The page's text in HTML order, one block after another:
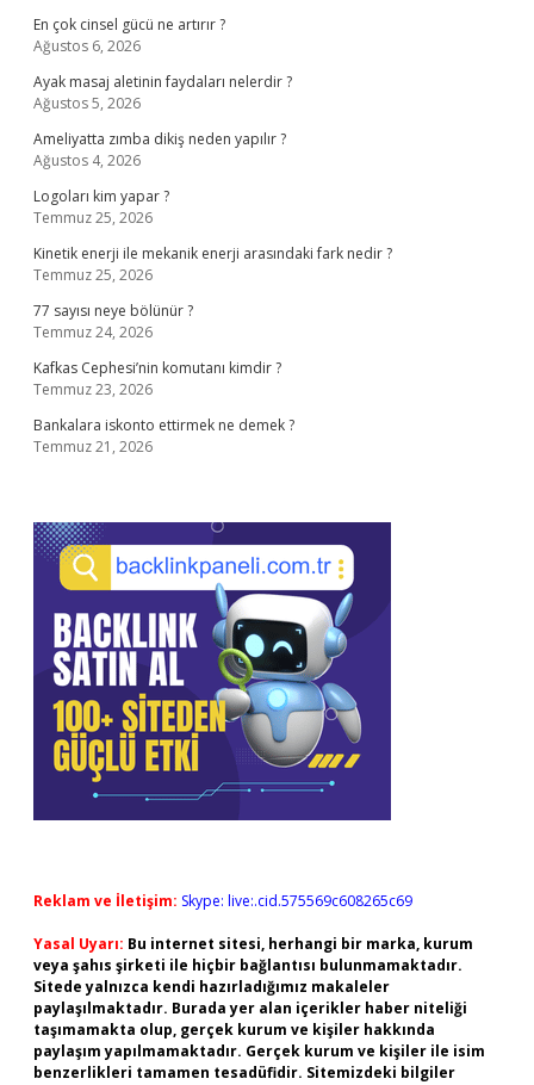
En çok cinsel gücü ne artırır ?
Ağustos 6, 2026
Ayak masaj aletinin faydaları nelerdir ?
Ağustos 5, 2026
Ameliyatta zımba dikiş neden yapılır ?
Ağustos 4, 2026
Logoları kim yapar ?
Temmuz 25, 2026
Kinetik enerji ile mekanik enerji arasındaki fark nedir ?
Temmuz 25, 2026
77 sayısı neye bölünür ?
Temmuz 24, 2026
Kafkas Cephesi’nin komutanı kimdir ?
Temmuz 23, 2026
Bankalara iskonto ettirmek ne demek ?
Temmuz 21, 2026
Reklam ve İletişim: Skype: live:.cid.575569c608265c69
Yasal Uyarı: Bu internet sitesi, herhangi bir marka, kurum
veya şahıs şirketi ile hiçbir bağlantısı bulunmamaktadır.
Sitede yalnızca kendi hazırladığımız makaleler
paylaşılmaktadır. Burada yer alan içerikler haber niteliği
taşımamakta olup, gerçek kurum ve kişiler hakkında
paylaşım yapılmamaktadır. Gerçek kurum ve kişiler ile isim
benzerlikleri tamamen tesadüfidir. Sitemizdeki bilgiler